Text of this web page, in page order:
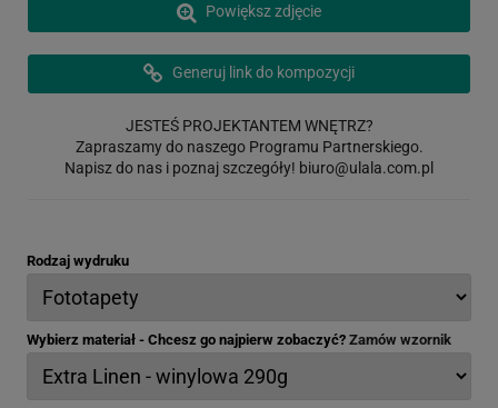
Powiększ zdjęcie
Generuj link do kompozycji
JESTEŚ PROJEKTANTEM WNĘTRZ?
Zapraszamy do naszego Programu Partnerskiego.
Napisz do nas i poznaj szczegóły! biuro@ulala.com.pl
Rodzaj wydruku
Wybierz materiał - Chcesz go najpierw zobaczyć? Zamów wzornik